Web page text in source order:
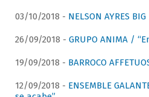
03/10/2018 - NELSON AYRES
26/09/2018 - GRUPO ANIMA /
19/09/2018 - BARROCO
12/09/2018 - ENSEMBLE